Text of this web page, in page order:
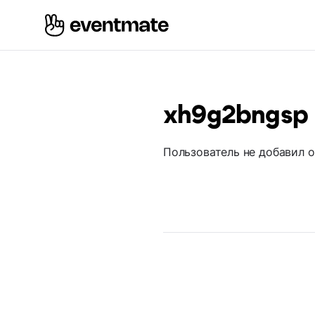
xh9g2bngsp
Пользователь не добавил